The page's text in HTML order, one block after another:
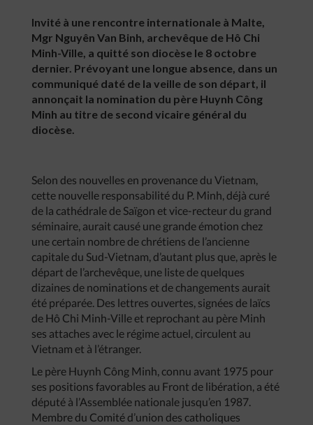
Invité à une rencontre internationale à Malte,
Mgr Nguyên Van Binh, archevêque de Hô Chi
Minh-Ville, a quitté son diocèse le 8 octobre
dernier. Prévoyant une longue absence, dans un
communiqué daté de la veille de son départ, il
annonçait la nomination du père Huynh Công
Minh au titre de second vicaire général du
diocèse.
Selon des nouvelles en provenance du Vietnam,
cette nouvelle responsabilité du P. Minh, déjà curé
de la cathédrale de Saïgon et vice-recteur du grand
séminaire, aurait causé une grande émotion chez
une certain nombre de chrétiens de l’ancienne
capitale du Sud-Vietnam, d’autant plus que, après le
départ de l’archevêque, une liste de quelques
dizaines de nominations et de changements aurait
été préparée. Des lettres ouvertes, signées de laïcs
de Hô Chi Minh-Ville et reprochant au père Minh
ses attaches avec le régime actuel, circulent au
Vietnam et à l’étranger.
Le père Huynh Công Minh, connu avant 1975 pour
ses positions favorables au Front de libération, a été
député à l’Assemblée nationale jusqu’en 1987.
Membre du Comité d’union des catholiques